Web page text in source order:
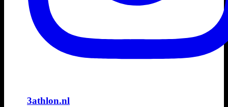
3athlon.nl